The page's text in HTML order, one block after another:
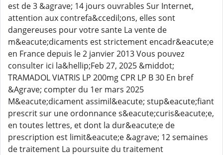
est de 3 &agrave; 14 jours ouvrables Sur Internet,
attention aux contrefa&ccedil;ons, elles sont
dangereuses pour votre sante La vente de
m&eacute;dicaments est strictement encadr&eacute;e
en France depuis le 2 janvier 2013 Vous pouvez
consulter ici la&hellip;Feb 27, 2025 &middot;
TRAMADOL VIATRIS LP 200mg CPR LP B 30 En bref
&Agrave; compter du 1er mars 2025
M&eacute;dicament assimil&eacute; stup&eacute;fiant
prescrit sur une ordonnance s&eacute;curis&eacute;e,
en toutes lettres, et dont la dur&eacute;e de
prescription est limit&eacute;e &agrave; 12 semaines
de traitement La poursuite du traitement